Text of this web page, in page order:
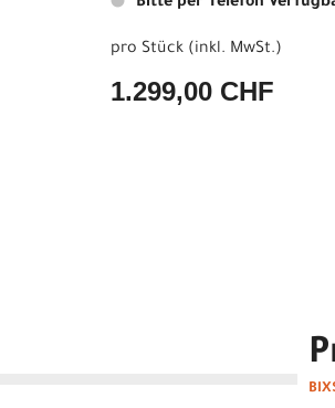
pro Stück (inkl. MwSt.)
1.299,00 CHF